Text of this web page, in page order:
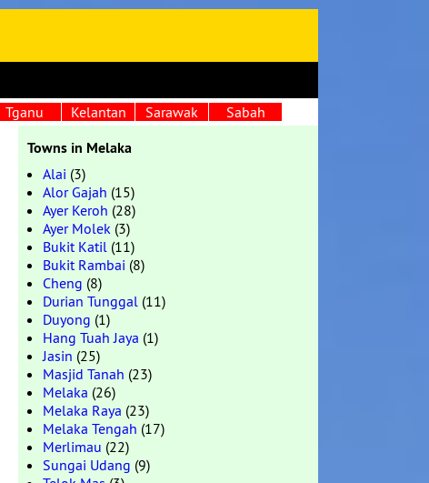
Tganu Kelantan Sarawak Sabah
Towns in Melaka
Alai (3)
Alor Gajah (15)
Ayer Keroh (28)
Ayer Molek (3)
Bukit Katil (11)
Bukit Rambai (8)
Cheng (8)
Durian Tunggal (11)
Duyong (1)
Hang Tuah Jaya (1)
Jasin (25)
Masjid Tanah (23)
Melaka (26)
Melaka Raya (23)
Melaka Tengah (17)
Merlimau (22)
Sungai Udang (9)